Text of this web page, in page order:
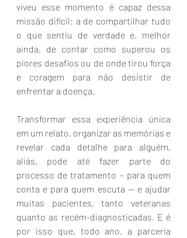
viveu esse momento é capaz dessa
missão difícil: a de compartilhar tudo
o que sentiu de verdade e, melhor
ainda, de contar como superou os
piores desafios ou de onde tirou força
e coragem para não desistir de
enfrentar a doença.
Transformar essa experiência única
em um relato, organizar as memórias e
revelar cada detalhe para alguém,
aliás, pode até fazer parte do
processo de tratamento – para quem
conta e para quem escuta -- e ajudar
muitas pacientes, tanto veteranas
quanto as recém-diagnosticadas. E é
por isso que, todo ano, a parceria